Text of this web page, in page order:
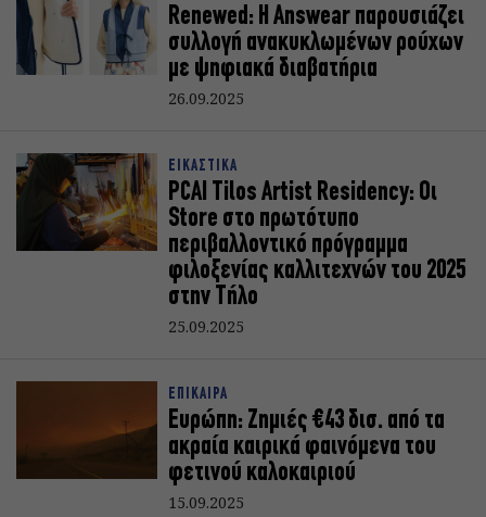
Renewed: Η Answear παρουσιάζει
συλλογή ανακυκλωμένων ρούχων
με ψηφιακά διαβατήρια
26.09.2025
ΕΙΚΑΣΤΙΚΑ
PCAI Tilos Artist Residency: Οι
Store στο πρωτότυπο
περιβαλλοντικό πρόγραμμα
φιλοξενίας καλλιτεχνών του 2025
στην Τήλο
25.09.2025
ΕΠΙΚΑΙΡΑ
Ευρώπη: Ζημιές €43 δισ. από τα
ακραία καιρικά φαινόμενα του
φετινού καλοκαιριού
15.09.2025